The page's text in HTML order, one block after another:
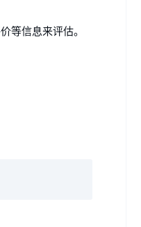
等信息来评估。